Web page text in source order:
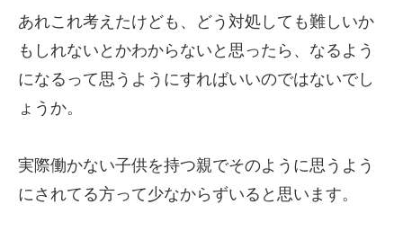
あれこれ考えたけども、どう対処しても難しいか
もしれないとかわからないと思ったら、なるよう
になるって思うようにすればいいのではないでし
ょうか。
実際働かない子供を持つ親でそのように思うよう
にされてる方って少なからずいると思います。